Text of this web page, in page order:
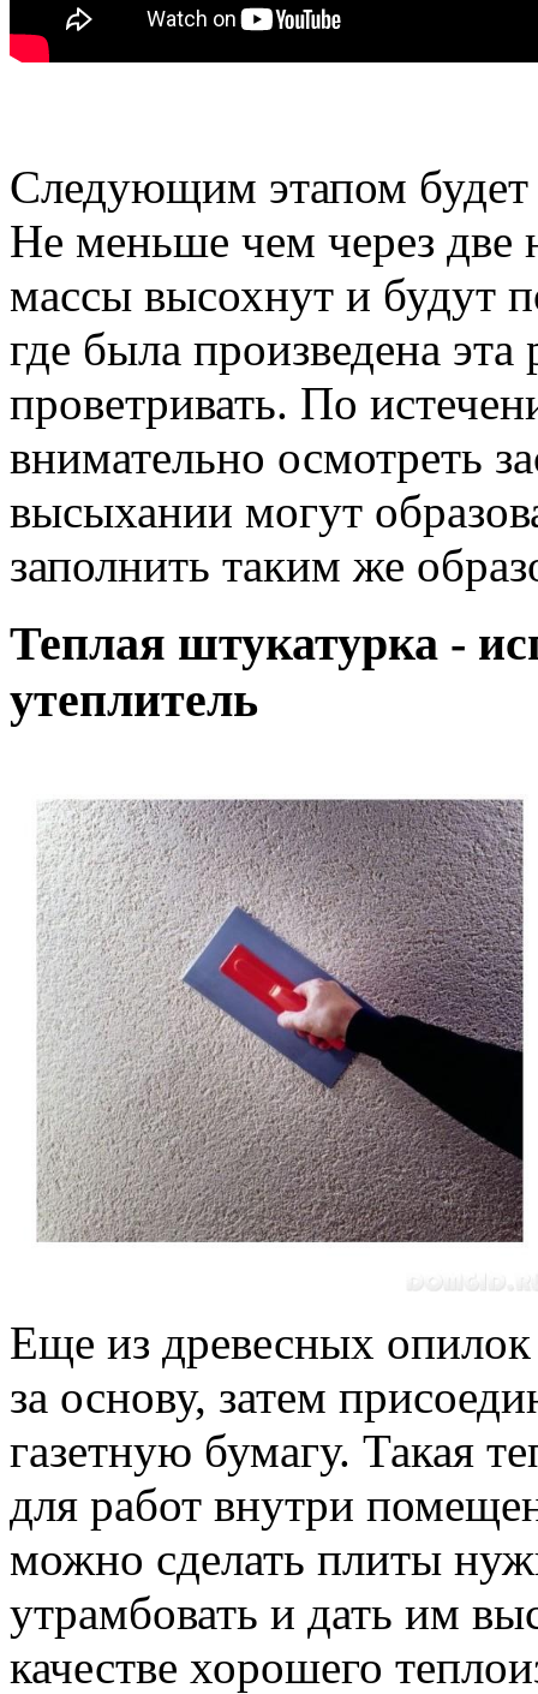
Следующим этапом будет
Не меньше чем через две
массы высохнут и будут
где была произведена эта
проветривать. По
внимательно осмотреть
высыхании могут
заполнить таким же
Теплая штукатурка -
утеплитель
Еще из древесных
за основу, затем
газетную бумагу. Такая
для работ внутри
можно сделать плиты
утрамбовать и дать им
качестве хорошего